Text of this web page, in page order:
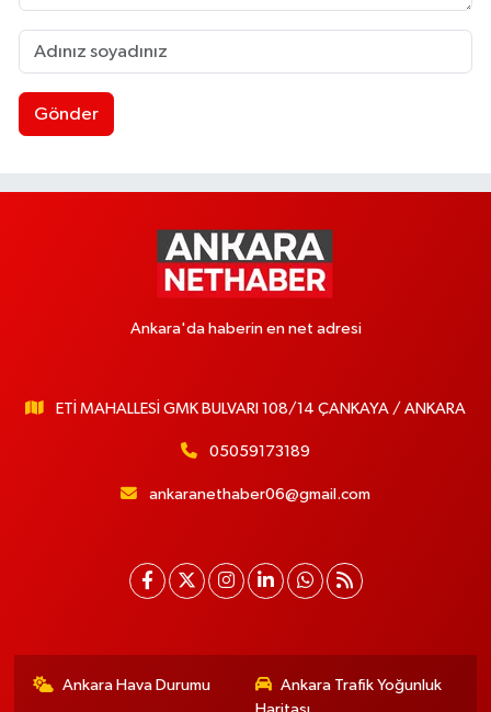
Gönder
Ankara'da haberin en net adresi
ETİ MAHALLESİ GMK BULVARI 108/14 ÇANKAYA / ANKARA
05059173189
ankaranethaber06@gmail.com
Ankara Hava Durumu
Ankara Trafik Yoğunluk